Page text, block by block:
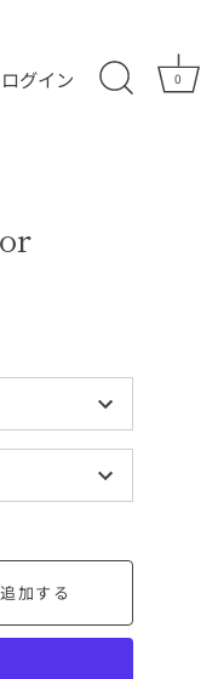
ログイン 0
加する